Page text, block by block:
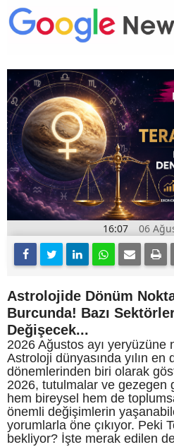
16:07 06
Astrolojide Dönüm
Burcunda! Bazı
Değişecek...
2026 Ağustos ayı yeryüzüne
Astroloji dünyasında yılın en
dönemlerinden biri olarak
2026, tutulmalar ve gezegen
hem bireysel hem de
önemli değişimlerin
yorumlarla öne çıkıyor. Peki
bekliyor? İşte merak edilen